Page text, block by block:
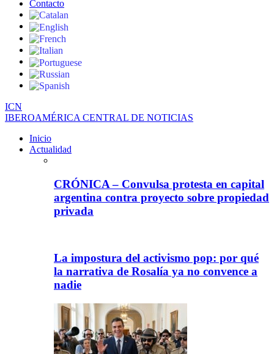
Contacto
ICN
IBEROAMÉRICA CENTRAL DE NOTICIAS
Inicio
Actualidad
CRÓNICA – Convulsa protesta en capital
argentina contra proyecto sobre propiedad
privada
La impostura del activismo pop: por qué
la narrativa de Rosalía ya no convence a
nadie